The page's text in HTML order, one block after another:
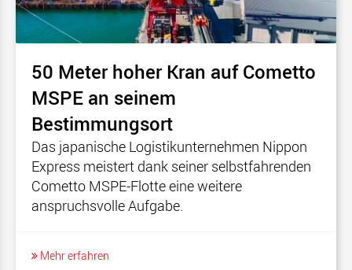
50 Meter hoher Kran auf Cometto
MSPE an seinem
Bestimmungsort
Das japanische Logistikunternehmen Nippon
Express meistert dank seiner selbstfahrenden
Cometto MSPE-Flotte eine weitere
anspruchsvolle Aufgabe.
Mehr erfahren